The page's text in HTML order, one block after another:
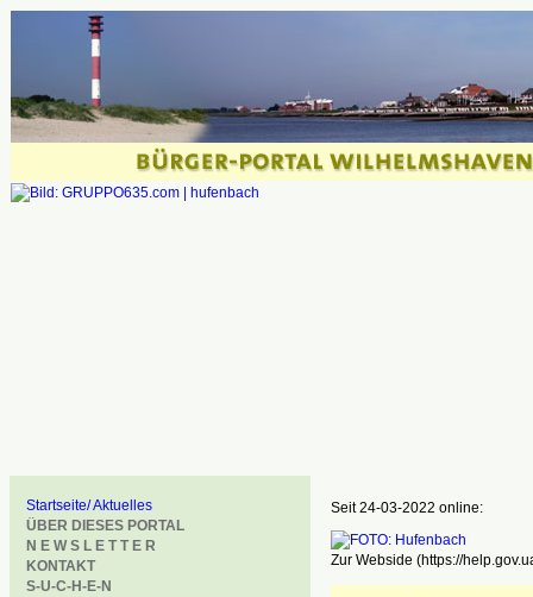
Startseite/ Aktuelles
ÜBER DIESES PORTAL
N E W S L E T T E R
KONTAKT
S-U-C-H-E-N
Seit 24-03-2022 online:
Zur Webside (https://